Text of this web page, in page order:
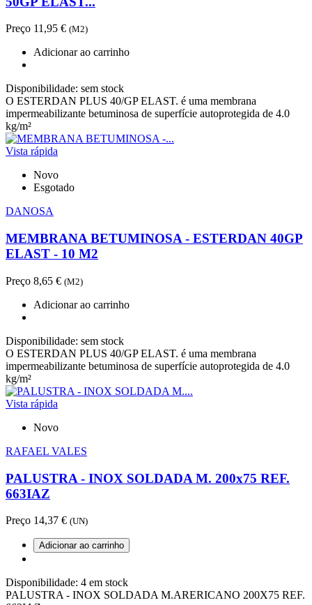
Preço 11,95 € (M2)
Adicionar ao carrinho
Disponibilidade: sem stock
O ESTERDAN PLUS 40/GP ELAST. é uma membrana
impermeabilizante betuminosa de superfície autoprotegida de 4.0
kg/m²
Vista rápida
Novo
Esgotado
DANOSA
MEMBRANA BETUMINOSA - ESTERDAN 40GP
ELAST - 10 M2
Preço 8,65 € (M2)
Adicionar ao carrinho
Disponibilidade: sem stock
O ESTERDAN PLUS 40/GP ELAST. é uma membrana
impermeabilizante betuminosa de superfície autoprotegida de 4.0
kg/m²
Vista rápida
Novo
RAFAEL VALES
PALUSTRA - INOX SOLDADA M. 200x75 REF.
663IAZ
Preço 14,37 € (UN)
Adicionar ao carrinho
Disponibilidade: 4 em stock
PALUSTRA - INOX SOLDADA M.ARERICANO 200X75 REF.